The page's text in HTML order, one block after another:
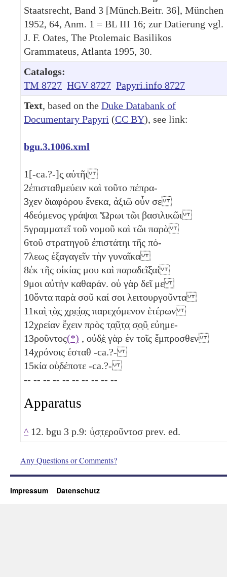
Staatsrecht, Band 3 [Münch.Beitr. 36], München
1952, 64, Anm. 1 = BL III 16; zur Datierung vgl.
J. F. Oates, The Ptolemaic Basilikos
Grammateus, Atlanta 1995, 30.
Catalogs:
TM 8727 HGV 8727 Papyri.info 8727
Text, based on the Duke Databank of
Documentary Papyri (CC BY), see link:
bgu.3.1006.xml
1[-ca.?-]ς̣ αὐτῆι
2ἐπισταθμεύειν καὶ τοῦτο πέπρα-
3χεν διαφόρου ἕνεκα, ἀξιῶ οὖν σε
4δεόμενος γράψαι Ὥρωι τῶι βασιλικῶι
5γραμματεῖ τοῦ νομοῦ καὶ τῶι παρὰ
6τοῦ στρατηγοῦ ἐπιστάτηι τῆς πό-
7λεως ἐξαγαγεῖν τὴν γυναῖκα
8ἐκ τῆς οἰκίας μου καὶ παραδεῖξαί
9μοι αὐτὴν καθαράν. οὐ γὰρ δεῖ με
10ὄντα παρὰ σοῦ καί σοι λειτουργοῦντα
11καὶ̣ τ̣ὰ̣ς̣ χ̣ρ̣ε̣ί̣α̣ς̣ παρεχόμενον ἑτέρων
12χρείαν ἔχειν πρὸς τ̣α̣ῦ̣τ̣α̣ σ̣ο̣ῦ̣ εὐημε-
13ροῦντος(*) , οὐδ̣ὲ̣ γὰρ ἐν τοῖς ἔμπροσθεν
14χρόνοις ἐσταθ -ca.?-
15κία οὐ̣δέποτε -ca.?-
-- -- -- -- -- -- -- -- -- --
Apparatus
^ 12. bgu 3 p.9: ὑ̣σ̣τ̣ε̣ροῦντοσ prev. ed.
Any Questions or Comments?
Impressum Datenschutz